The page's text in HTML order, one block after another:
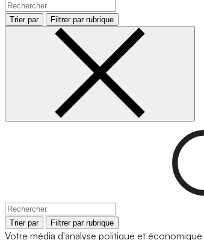
Trier par Filtrer par rubrique
Trier par Filtrer par rubrique
Votre média d'analyse politique et économique